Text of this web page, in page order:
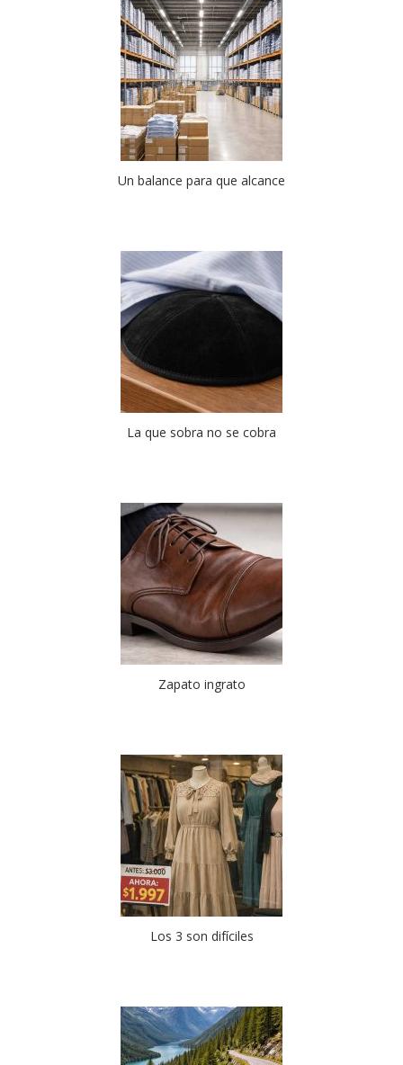
Un balance para que alcance
La que sobra no se cobra
Zapato ingrato
Los 3 son difíciles